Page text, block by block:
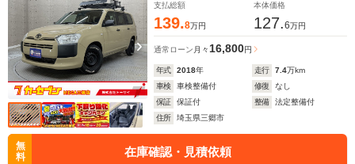
支払総額
139.8万円
本体価格
127.6万円
通常ローン 月々16,800円
年式 2018年 走行 7.4万km
車検
車検整備付 修復
なし
保証
保証付 整備
法定整備付
住所
埼玉県三郷市
無
料
在庫確認・見積依頼